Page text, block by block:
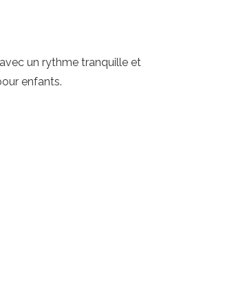
un rythme tranquille et
enfants.